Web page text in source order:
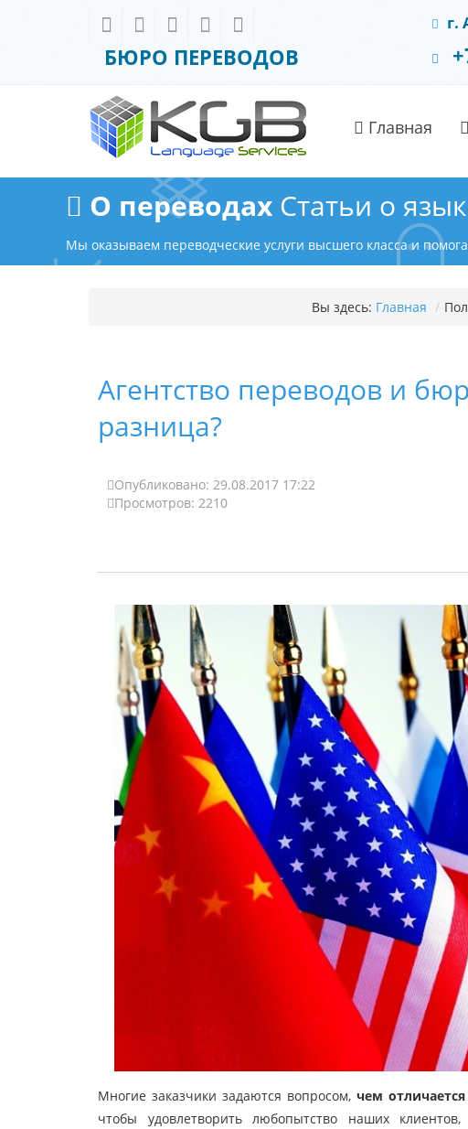
БЮРО ПЕРЕВОДОВ
г.
Главная
О переводах Статьи о
Мы оказываем переводческие услуги высшего класса и
Вы здесь: Главная /
Агентство переводов и
разница?
Опубликовано: 29.08.2017 17:22
Просмотров: 2210
Многие заказчики задаются вопросом, чем
чтобы удовлетворить любопытство наших